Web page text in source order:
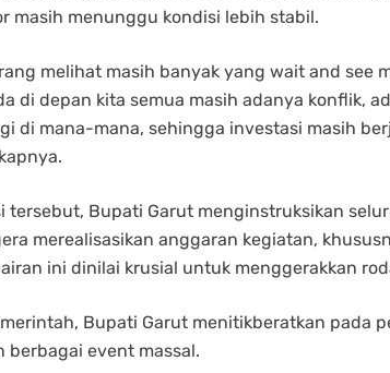
masih menunggu kondisi lebih stabil.
melihat masih banyak yang wait and see
di depan kita semua masih adanya konflik,
di mana-mana, sehingga investasi masih
tersebut, Bupati Garut menginstruksikan
merealisasikan anggaran kegiatan,
ini dinilai krusial untuk menggerakkan
Bupati Garut menitikberatkan pada
berbagai event massal.